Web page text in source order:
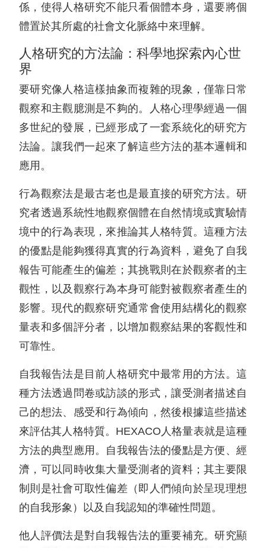
係，使得人格研究不能只看個體本身，還要將個
體置於其所處的社會文化脈絡中來理解。
人格研究的方法論：科學地探索內心世
界
要研究像人格這樣抽象而複雜的現象，僅靠日常
觀察和主觀臆測是不夠的。人格心理學經過一個
多世紀的發展，已經形成了一套系統化的研究方
法論。讓我們一起來了解這些方法的基本邏輯和
應用。
行為觀察法是最古老也是最直接的研究方法。研
究者透過系統性地觀察個體在自然情境或實驗情
境中的行為表現，來推論其人格特質。這種方法
的優點是能夠獲得真實的行為資料，避免了自我
報告可能產生的偏差；其挑戰則在於觀察者的主
觀性，以及觀察行為本身可能對被觀察者產生的
影響。現代的觀察研究通常會使用結構化的觀察
量表和多個評分者，以增加觀察結果的客觀性和
可靠性。
自我報告法是目前人格研究中最常用的方法。這
種方法透過問卷或訪談的形式，讓受測者描述自
己的想法、感受和行為傾向，然後根據這些描述
來評估其人格特質。HEXACO人格量表就是這種
方法的典型應用。自我報告法的優點是方便、經
濟，可以同時收集大量受測者的資料；其主要限
制則是社會可取性偏差（即人們傾向於呈現理想
的自我形象）以及自我認知的準確性問題。
他人評價法是對自我報告法的重要補充。研究顯